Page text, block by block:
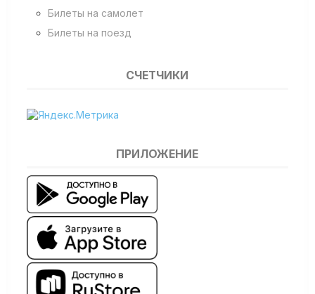
Билеты на самолет
Билеты на поезд
СЧЕТЧИКИ
ПРИЛОЖЕНИЕ